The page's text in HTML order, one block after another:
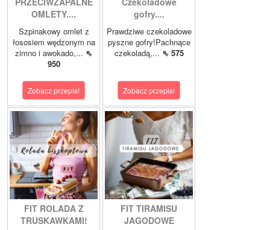
OMLETY....
Szpinakowy omlet z
łososiem wędzonym na
zimno i awokado,... ⇖
950
Zobacz przepis!
gofry....
Prawdziwe czekoladowe
pyszne gofry!Pachnące
czekoladą,... ⇖ 575
Zobacz przepis!
FIT ROLADA Z
TRUSKAWKAMI!
FIT TIRAMISU
JAGODOWE